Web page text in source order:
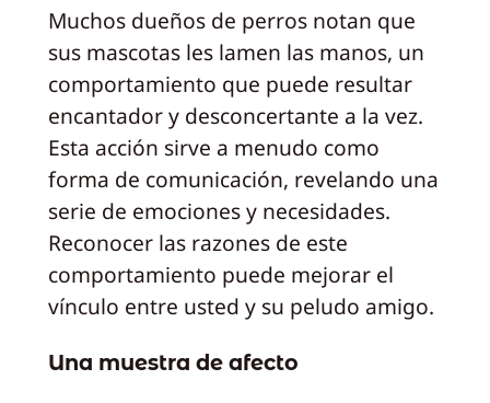
Muchos dueños de perros notan que
sus mascotas les lamen las manos, un
comportamiento que puede resultar
encantador y desconcertante a la vez.
Esta acción sirve a menudo como
forma de comunicación, revelando una
serie de emociones y necesidades.
Reconocer las razones de este
comportamiento puede mejorar el
vínculo entre usted y su peludo amigo.
Una muestra de afecto